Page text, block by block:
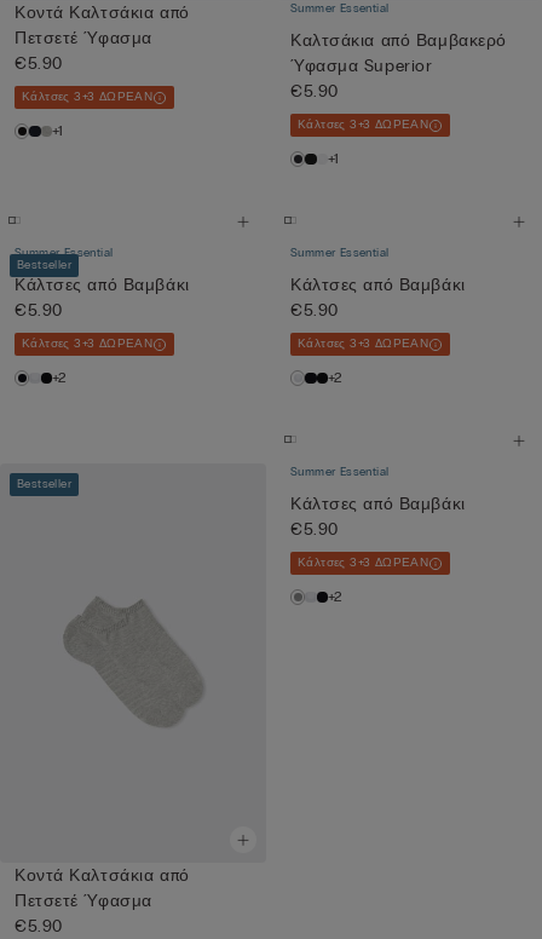
Κοντά Καλτσάκια από
Πετσετέ Ύφασμα
€5.90
Κάλτσες 3+3 ΔΩΡΕΑΝ
+1
Summer Essential
Καλτσάκια από Βαμβακερό
Ύφασμα Superior
€5.90
Κάλτσες 3+3 ΔΩΡΕΑΝ
+1
Bestseller
Summer Essential
Κάλτσες από Βαμβάκι
€5.90
Κάλτσες 3+3 ΔΩΡΕΑΝ
+2
Summer Essential
Κάλτσες από Βαμβάκι
€5.90
Κάλτσες 3+3 ΔΩΡΕΑΝ
+2
Bestseller
Κοντά Καλτσάκια από
Πετσετέ Ύφασμα
€5.90
Summer Essential
Κάλτσες από Βαμβάκι
€5.90
Κάλτσες 3+3 ΔΩΡΕΑΝ
+2